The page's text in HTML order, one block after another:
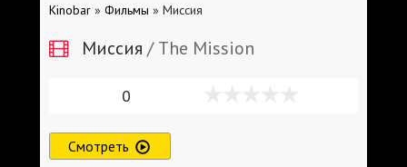
Kinobar » Фильмы » Миссия
Миссия / The Mission
0
Смотреть